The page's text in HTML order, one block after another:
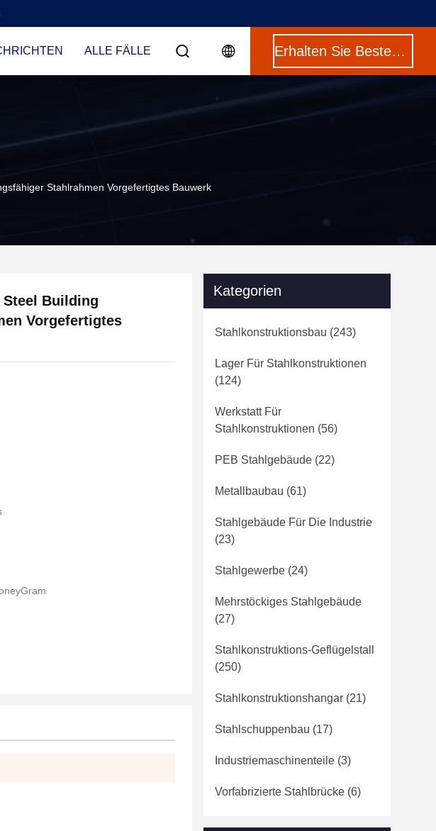
ALLE FÄLLE Erhalten Sie Besten Preis
Stahlrahmen Vorgefertigtes Bauwerk
Building
Vorgefertigtes
Kategorien
Stahlkonstruktionsbau (243)
Lager Für Stahlkonstruktionen
(124)
Werkstatt Für
Stahlkonstruktionen (56)
PEB Stahlgebäude (22)
Metallbaubau (61)
Stahlgebäude Für Die Industrie
(23)
Stahlgewerbe (24)
Mehrstöckiges Stahlgebäude
(27)
Stahlkonstruktions-Geflügelstall
(250)
Stahlkonstruktionshangar (21)
Stahlschuppenbau (17)
Industriemaschinenteile (3)
Vorfabrizierte Stahlbrücke (6)